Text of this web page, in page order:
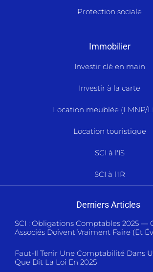
Protection sociale
Immobilier
Investir clé en main
Investir à la carte
Location meublée (LMNP/
Location touristique
SCI à l'IS
SCI à l'IR
Derniers Articles
SCI : Obligations Comptables 2025 —
Associés Doivent Vraiment Faire (et
Faut-Il Tenir Une Comptabilité Dans
Que Dit La Loi En 2025